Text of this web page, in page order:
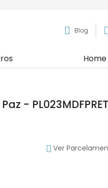
Blog
-
Ver